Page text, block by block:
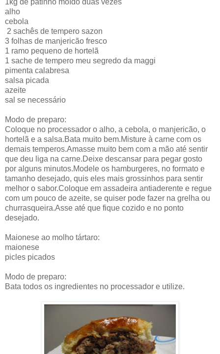
1kg de patinho moído duas vezes
alho
cebola
2 sachês de tempero sazon
3 folhas de manjericão fresco
1 ramo pequeno de hortelã
1 sache de tempero meu segredo da maggi
pimenta calabresa
salsa picada
azeite
sal se necessário
Modo de preparo:
Coloque no processador o alho, a cebola, o manjericão, o
hortelã e a salsa.Bata muito bem.Misture à carne com os
demais temperos.Amasse muito bem com a mão até sentir
que deu liga na carne.Deixe descansar para pegar gosto
por alguns minutos.Modele os hamburgeres, no formato e
tamanho desejado, quis eles mais grossinhos para sentir
melhor o sabor.Coloque em assadeira antiaderente e regue
com um pouco de azeite, se quiser pode fazer na grelha ou
churrasqueira.Asse até que fique cozido e no ponto
desejado.
Maionese ao molho tártaro:
maionese
picles picados
Modo de preparo:
Bata todos os ingredientes no processador e utilize.